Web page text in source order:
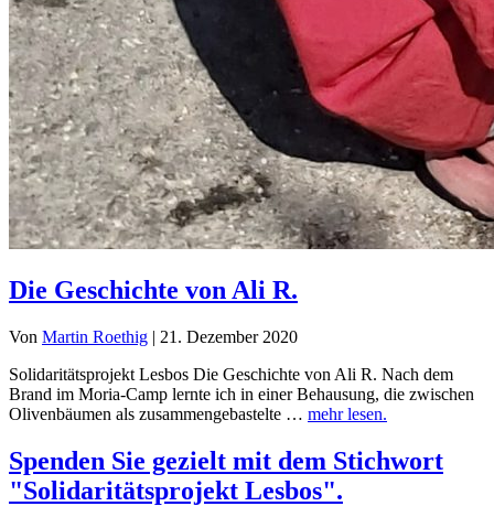
Die Geschichte von Ali R.
Von Martin Roethig | 21. Dezember 2020
Solidaritätsprojekt Lesbos Die Geschichte von Ali R. Nach dem
Brand im Moria-Camp lernte ich in einer Behausung, die zwischen
Olivenbäumen als zusammengebastelte … mehr lesen.
Spenden Sie gezielt mit dem Stichwort
"Solidaritätsprojekt Lesbos".